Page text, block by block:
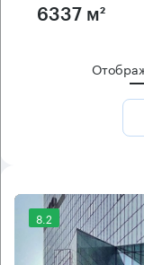
6337 м²
8.2